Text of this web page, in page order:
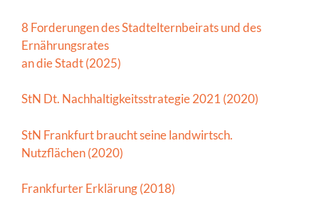
8 Forderungen des Stadtelternbeirats und des
Ernährungsrates
an die Stadt (2025)
StN Dt. Nachhaltigkeitsstrategie 2021 (2020)
StN Frankfurt braucht seine landwirtsch.
Nutzflächen (2020)
Frankfurter Erklärung (2018)